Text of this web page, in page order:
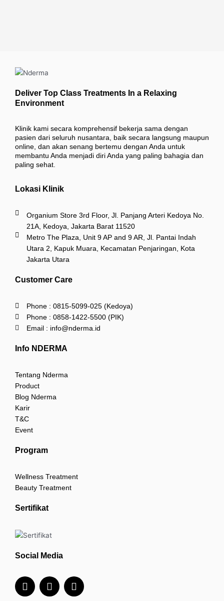
Deliver Top Class Treatments In a Relaxing
Environment
Klinik kami secara komprehensif bekerja sama dengan
pasien dari seluruh nusantara, baik secara langsung maupun
online, dan akan senang bertemu dengan Anda untuk
membantu Anda menjadi diri Anda yang paling bahagia dan
paling sehat.
Lokasi Klinik
Organium Store 3rd Floor, Jl. Panjang Arteri Kedoya No.
21A, Kedoya, Jakarta Barat 11520
Metro The Plaza, Unit 9 AP and 9 AR, Jl. Pantai Indah
Utara 2, Kapuk Muara, Kecamatan Penjaringan, Kota
Jakarta Utara
Customer Care
Phone : 0815-5099-025 (Kedoya)
Phone : 0858-1422-5500 (PIK)
Email : info@nderma.id
Info NDERMA
Tentang Nderma
Product
Blog Nderma
Karir
T&C
Event
Program
Wellness Treatment
Beauty Treatment
Sertifikat
Social Media
I
n
F
a
Y
o